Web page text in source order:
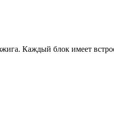
Каждый блок имеет